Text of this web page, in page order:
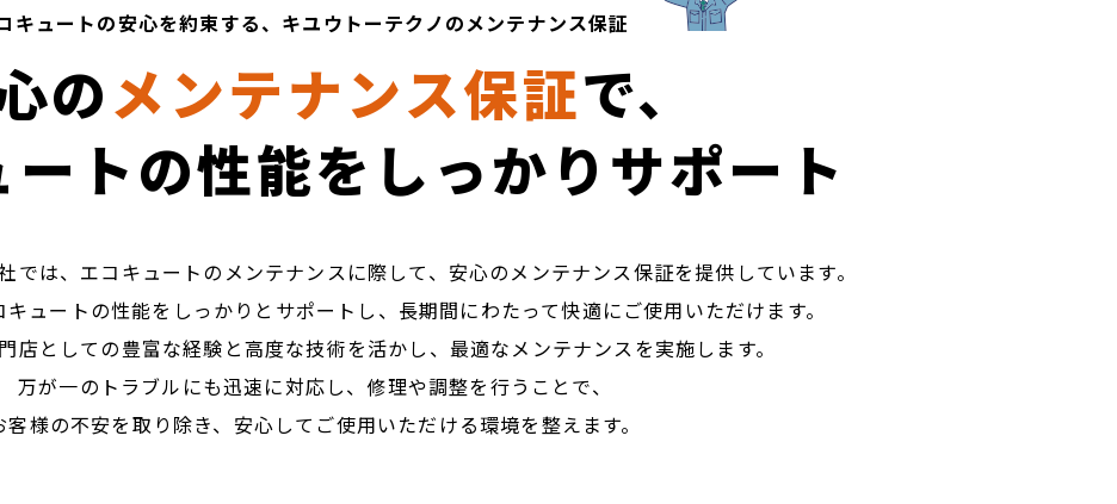
キュートの安心を約束する、 ​​​​​​​キユウトーテクノのメンテナンス保証
のメンテナンス保証で、
トの性能を ​​​​​​​しっかりサポート​​​​​​​​​​​​​​
では、エコキュートのメンテナンスに際して、安心のメンテナンス保証を提供しています。
ュートの性能をしっかりとサポートし、長期間にわたって快適にご使用いただけます。
店としての豊富な経験と高度な技術を活かし、最適なメンテナンスを実施します。
万が一のトラブルにも迅速に対応し、修理や調整を行うことで、
客様の不安を取り除き、安心してご使用いただける環境を整えます。